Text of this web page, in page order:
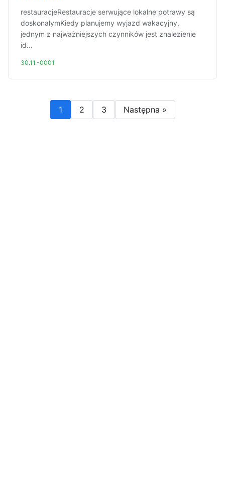
restauracjeRestauracje serwujące lokalne potrawy są
doskonałymKiedy planujemy wyjazd wakacyjny,
jednym z najważniejszych czynników jest znalezienie
id...
30.11.-0001
1 2 3 Następna »